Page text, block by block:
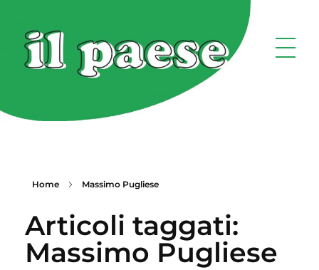
Home Massimo Pugliese
Articoli taggati:
Massimo Pugliese